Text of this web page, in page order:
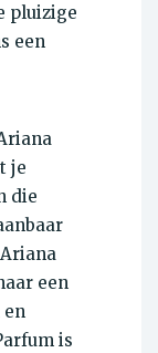
pluizige
een
je
die
een
en
is